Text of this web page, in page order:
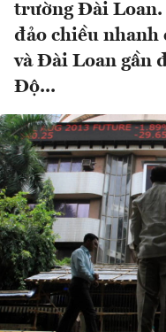
trường Đài Loan.
đảo chiều nhanh
và Đài Loan gần
Độ...